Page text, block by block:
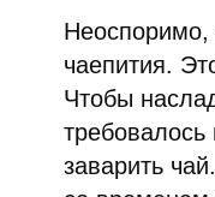
Неоспоримо,
чаепития.
Чтобы
заварить